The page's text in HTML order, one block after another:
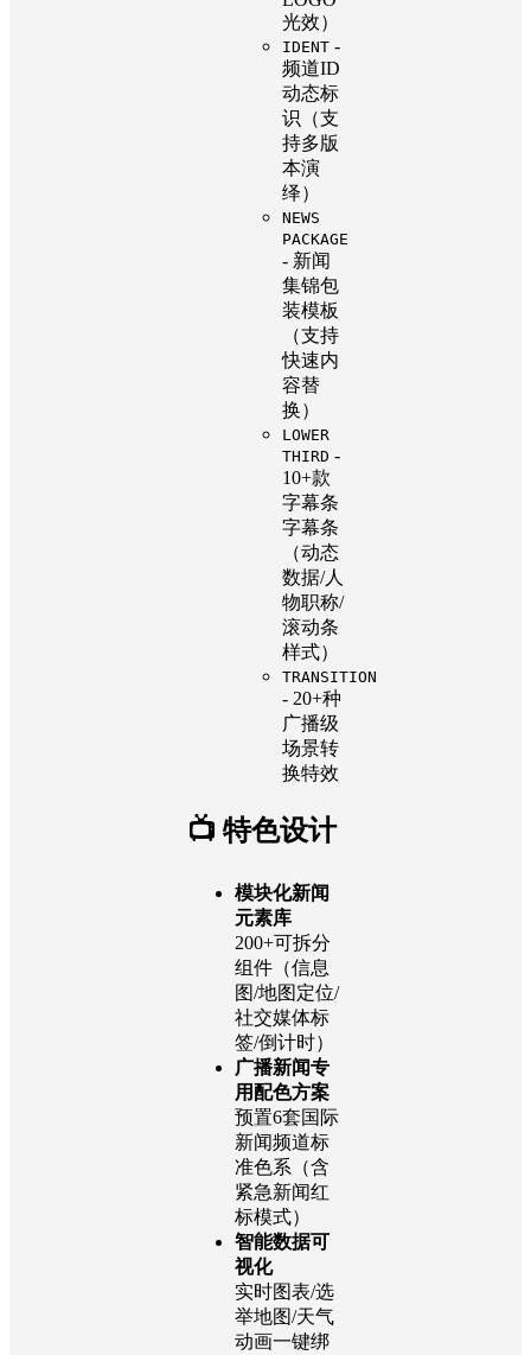
光效）
IDENT -
频道ID
动态标
识（支
持多版
本演
绎）
NEWS
PACKAGE
- 新闻
集锦包
装模板
（支持
快速内
容替
换）
LOWER
THIRD -
10+款
字幕条
字幕条
（动态
数据/人
物职称/
滚动条
样式）
TRANSITION
- 20+种
广播级
场景转
换特效
📺 特色设计
模块化新闻
元素库
200+可拆分
组件（信息
图/地图定位/
社交媒体标
签/倒计时）
广播新闻专
用配色方案
预置6套国际
新闻频道标
准色系（含
紧急新闻红
标模式）
智能数据可
视化
实时图表/选
举地图/天气
动画一键绑